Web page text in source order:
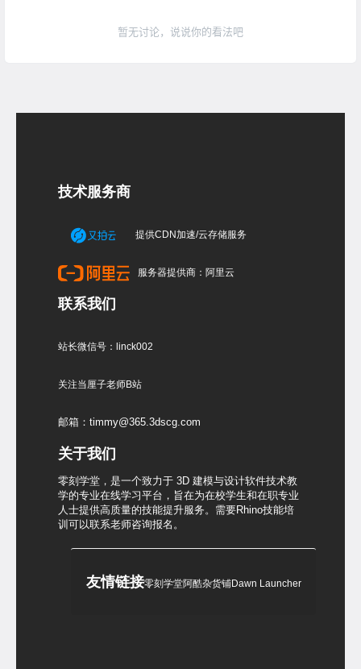
暂无讨论，说说你的看法吧
技术服务商
提供CDN加速/云存储服务
服务器提供商：阿里云
联系我们
站长微信号：linck002
关注当厘子老师B站
邮箱：timmy@365.3dscg.com
关于我们
零刻学堂，是一个致力于 3D 建模与设计软件技术教
学的专业在线学习平台，旨在为在校学生和在职专业
人士提供高质量的技能提升服务。需要Rhino技能培
训可以联系老师咨询报名。
友情链接零刻学堂阿酷杂货铺Dawn Launcher